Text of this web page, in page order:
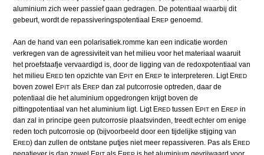
aluminium zich weer passief gaan gedragen. De potentiaal waarbij dit
gebeurt, wordt de repassiveringspotentiaal EREP genoemd.
Aan de hand van een polarisatiek.romme kan een indicatie worden
verkregen van de agressiviteit van het milieu voor het materiaal waaruit
het proefstaafje vervaardigd is, door de ligging van de redoxpotentiaal van
het milieu ERED ten opzichte van EPIT en EREP te interpreteren. Ligt ERED
boven zowel EPIT als EREP dan zal putcorrosie optreden, daar de
potentiaal die het aluminium opgedrongen krijgt boven de
pittingpotentiaal van het aluminium ligt. Ligt ERED tussen EPIT en EREP in
dan zal in principe geen putcorrosie plaatsvinden, treedt echter om enige
reden toch putcorrosie op (bijvoorbeeld door een tijdelijke stijging van
ERED) dan zullen de ontstane putjes niet meer repassiveren. Pas als ERED